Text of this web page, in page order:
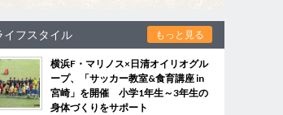
イフスタイル もっと見る
横浜F・マリノス×日清オイリオグル
ープ、「サッカー教室&食育講座 in
宮崎」を開催 小学1年生～3年生の
身体づくりをサポート